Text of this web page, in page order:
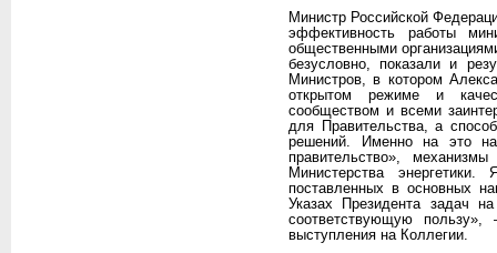
Министр Российской
эффективность работы
общественными
безусловно, показали и
Министров, в котором
открытом режиме и
сообществом и всеми
для Правительства, а
решений. Именно на это
правительство»,
Министерства
поставленных в основных
Указах Президента задач
соответствующую
выступления на Коллегии.